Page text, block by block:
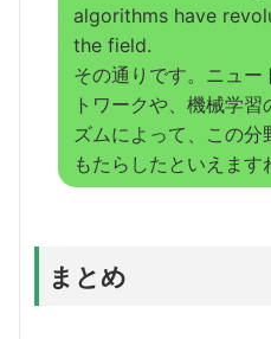
algorithms have
the field.
その通りです。ニュー
トワークや、機械学習
ズムによって、この分
もたらしたといえます
まとめ